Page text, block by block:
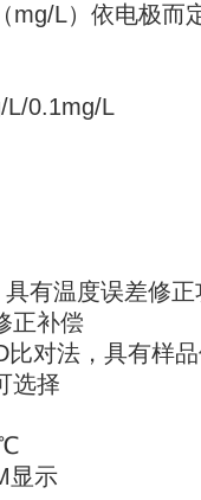
mg/L）依电极而
L/0.1mg/L
有温度误差修正
正补偿
对法，具有样
选择
显示